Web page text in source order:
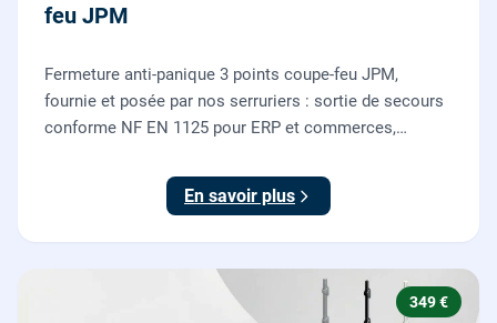
feu JPM
Fermeture anti-panique 3 points coupe-feu JPM,
fournie et posée par nos serruriers : sortie de secours
conforme NF EN 1125 pour ERP et commerces,
En savoir plus
349 €